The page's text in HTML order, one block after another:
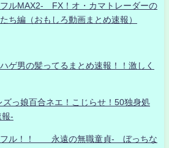
ルMAX2- FX！オ・カマトレーダーの
編（おもしろ動画まとめ速報）
ゲ男の髪ってるまとめ速報！！激しく
ズっ娘百合ネエ！こじらせ！50独身処
報-
フル！！ 永遠の無職童貞- ぼっちな